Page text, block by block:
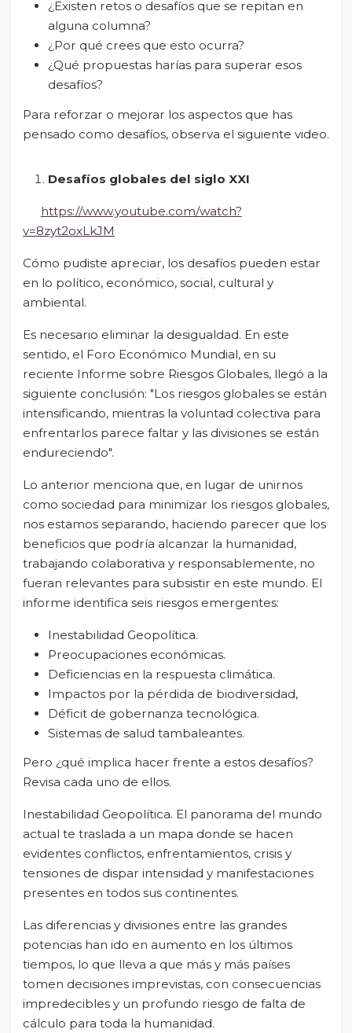
¿Existen retos o desafíos que se repitan en
alguna columna?
¿Por qué crees que esto ocurra?
¿Qué propuestas harías para superar esos
desafíos?
Para reforzar o mejorar los aspectos que has
pensado como desafíos, observa el siguiente video.
Desafíos globales del siglo XXI
https://www.youtube.com/watch?
v=8zyt2oxLkJM
Cómo pudiste apreciar, los desafíos pueden estar
en lo político, económico, social, cultural y
ambiental.
Es necesario eliminar la desigualdad. En este
sentido, el Foro Económico Mundial, en su
reciente Informe sobre Riesgos Globales, llegó a la
siguiente conclusión: "Los riesgos globales se están
intensificando, mientras la voluntad colectiva para
enfrentarlos parece faltar y las divisiones se están
endureciendo".
Lo anterior menciona que, en lugar de unirnos
como sociedad para minimizar los riesgos globales,
nos estamos separando, haciendo parecer que los
beneficios que podría alcanzar la humanidad,
trabajando colaborativa y responsablemente, no
fueran relevantes para subsistir en este mundo. El
informe identifica seis riesgos emergentes:
Inestabilidad Geopolítica.
Preocupaciones económicas.
Deficiencias en la respuesta climática.
Impactos por la pérdida de biodiversidad,
Déficit de gobernanza tecnológica.
Sistemas de salud tambaleantes.
Pero ¿qué implica hacer frente a estos desafíos?
Revisa cada uno de ellos.
Inestabilidad Geopolítica. El panorama del mundo
actual te traslada a un mapa donde se hacen
evidentes conflictos, enfrentamientos, crisis y
tensiones de dispar intensidad y manifestaciones
presentes en todos sus continentes.
Las diferencias y divisiones entre las grandes
potencias han ido en aumento en los últimos
tiempos, lo que lleva a que más y más países
tomen decisiones imprevistas, con consecuencias
impredecibles y un profundo riesgo de falta de
cálculo para toda la humanidad.